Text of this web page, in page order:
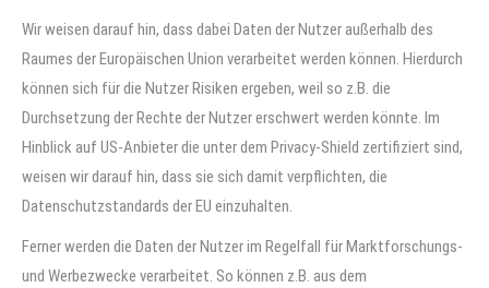
Wir weisen darauf hin, dass dabei Daten der Nutzer außerhalb des
Raumes der Europäischen Union verarbeitet werden können. Hierdurch
können sich für die Nutzer Risiken ergeben, weil so z.B. die
Durchsetzung der Rechte der Nutzer erschwert werden könnte. Im
Hinblick auf US-Anbieter die unter dem Privacy-Shield zertifiziert sind,
weisen wir darauf hin, dass sie sich damit verpflichten, die
Datenschutzstandards der EU einzuhalten.
Ferner werden die Daten der Nutzer im Regelfall für Marktforschungs-
und Werbezwecke verarbeitet. So können z.B. aus dem